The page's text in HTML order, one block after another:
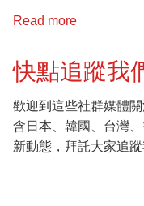
Read more
ー
シ
ャ
ル
メ
快點追蹤我
歡迎到這些社群媒體
含日本、韓國、台灣
新動態，拜託大家追蹤